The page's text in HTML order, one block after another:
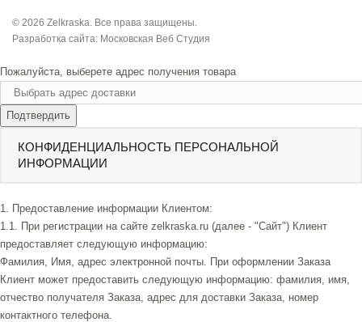
© 2026 Zelkraska. Все права защищены.
Разработка сайта: Московская Веб Студия
Пожалуйста, выберете адрес получения товара
Подтвердить
КОНФИДЕНЦИАЛЬНОСТЬ ПЕРСОНАЛЬНОЙ
ИНФОРМАЦИИ
1. Предоставление информации Клиентом:
1.1. При регистрации на сайте zelkraska.ru (далее - "Сайт") Клиент
предоставляет следующую информацию:
Фамилия, Имя, адрес электронной почты. При оформлении Заказа
Клиент может предоставить следующую информацию: фамилия, имя,
отчество получателя Заказа, адрес для доставки Заказа, номер
контактного телефона.